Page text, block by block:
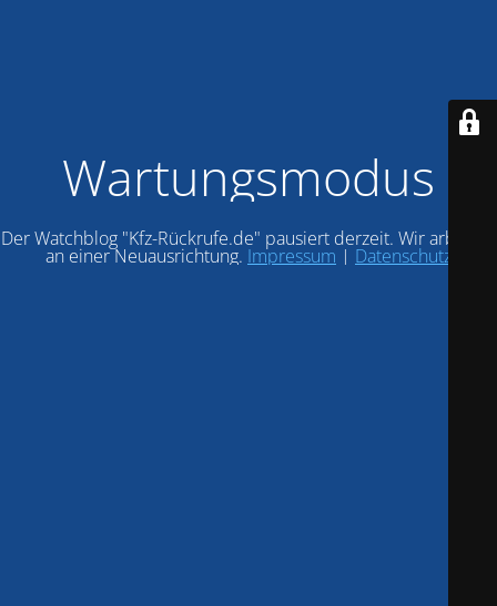
Wartungsmodus
Der Watchblog "Kfz-Rückrufe.de" pausiert derzeit. Wir arbeiten
an einer Neuausrichtung. Impressum | Datenschutz